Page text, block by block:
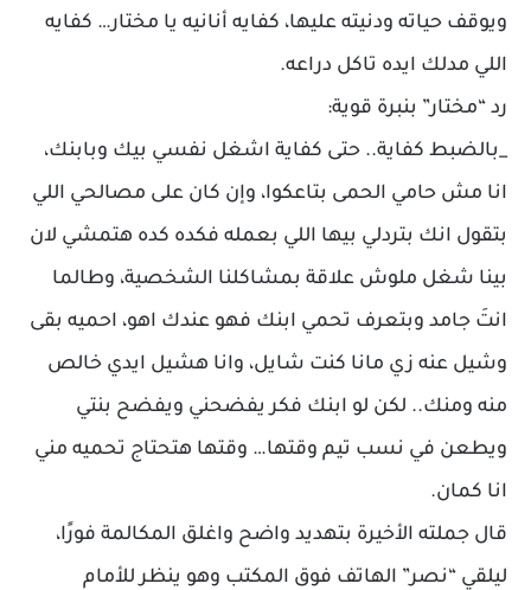
ويوقف حياته ودنيته عليها، كفايه أنانيه يا مختار… كفايه
اللي مدلك ايده تاكل دراعه.
رد “مختار” بنبرة قوية:
_بالضبط كفاية.. حتى كفاية اشغل نفسي بيك وبابنك،
انا مش حامي الحمى بتاعكوا، وإن كان على مصالحي اللي
بتقول انك بتردلي بيها اللي بعمله فكده كده هتمشي لان
بينا شغل ملوش علاقة بمشاكلنا الشخصية، وطالما
انتَ جامد وبتعرف تحمي ابنك فهو عندك اهو، احميه بقى
وشيل عنه زي مانا كنت شايل، وانا هشيل ايدي خالص
منه ومنك.. لكن لو ابنك فكر يفضحني ويفضح بنتي
ويطعن في نسب تيم وقتها… وقتها هتحتاج تحميه مني
انا كمان.
قال جملته الأخيرة بتهديد واضح واغلق المكالمة فورًا،
ليلقي “نصر” الهاتف فوق المكتب وهو ينظر للأمام